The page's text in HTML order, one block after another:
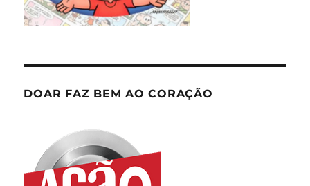
DOAR FAZ BEM AO CORAÇÃO